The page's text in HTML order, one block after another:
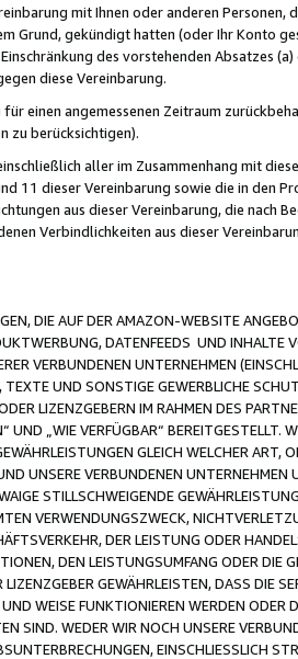
mit Ihnen oder anderen Personen,
Grund, gekündigt hatten (oder Ihr Konto
des vorstehenden Absatzes
diese Vereinbarung.
einen angemessenen Zeitraum
zu berücksichtigen).
aller im Zusammenhang mit
11 dieser Vereinbarung sowie die in den
aus dieser Vereinbarung, die nach
Verbindlichkeiten aus dieser
DIE AUF DER AMAZON-WEBSITE
DATENFEEDS UND INHALTE
VERBUNDENEN UNTERNEHMEN
UND SONSTIGE GEWERBLICHE
LIZENZGEBERN IM RAHMEN DES
UND „WIE VERFÜGBAR“ BEREITGESTELLT.
GLEICH WELCHER ART,
UNSERE VERBUNDENEN UNTERNEHMEN
STILLSCHWEIGENDE
VERWENDUNGSZWECK,
DER LEISTUNG ODER
DEN LEISTUNGSUMFANG ODER DIE
GEWÄHRLEISTEN, DASS DIE
WEISE FUNKTIONIEREN WERDEN ODER
SIND. WEDER WIR NOCH UNSERE
EINSCHLIESSLICH